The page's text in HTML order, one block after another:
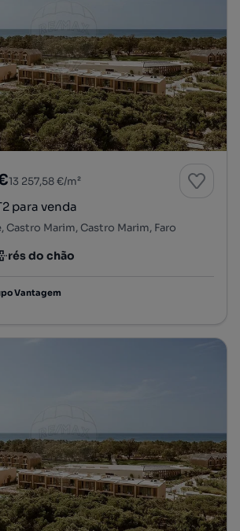
13 257,58 €/m²
para venda
Castro Marim, Castro Marim, Faro
quadrado
rés do chão
Vantagem